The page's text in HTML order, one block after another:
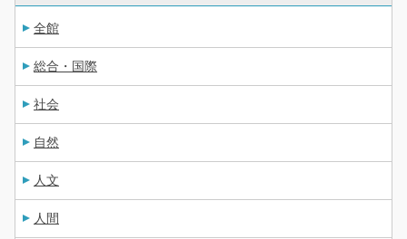
全館
総合・国際
社会
自然
人文
人間